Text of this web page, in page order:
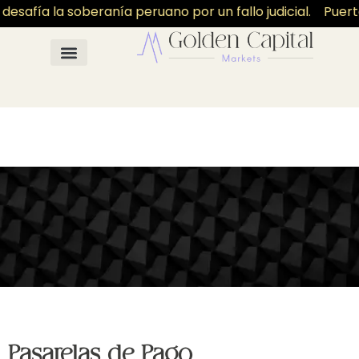
la soberanía peruano por un fallo judicial.